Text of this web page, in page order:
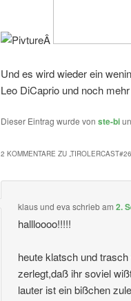
Â
Und es wird wieder ein
Leo DiCaprio und noch
Dieser Eintrag wurde von ste-bi
2 KOMMENTARE ZU „
klaus und eva schriebam2.
hallloooo!!!!!
heute klatsch und
zerlegt,daß ihr soviel
lauter ist ein bißchen